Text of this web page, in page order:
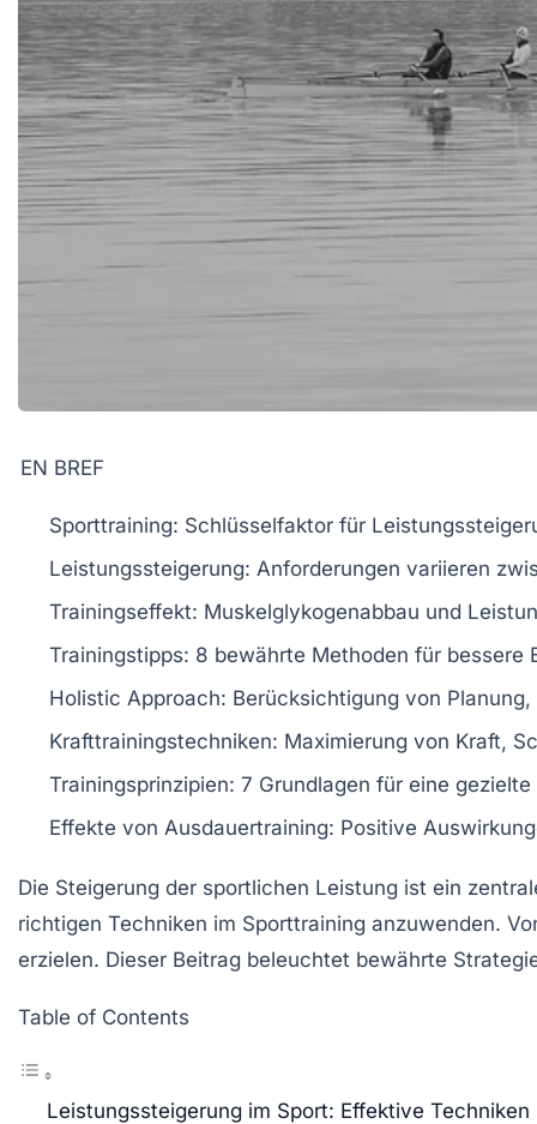
EN BREF
Sporttraining: Schlüsselfaktor für
Leistungssteigerung: Anforderungen variieren
Trainingseffekt: Muskelglykogenabbau und
Trainingstipps: 8 bewährte Methoden für bessere
Holistic Approach: Berücksichtigung von
Krafttrainingstechniken: Maximierung von Kraft,
Trainingsprinzipien: 7 Grundlagen für eine
Effekte von Ausdauertraining: Positive
Die Steigerung der sportlichen Leistung ist ein
richtigen Techniken im Sporttraining anzuwenden.
erzielen. Dieser Beitrag beleuchtet bewährte
Table of Contents
Leistungssteigerung im Sport: Effektive Techniken